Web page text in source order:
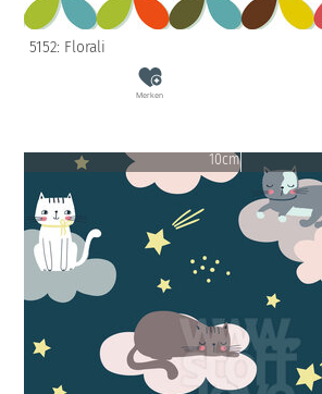
5152: Florali
Merken
10cm